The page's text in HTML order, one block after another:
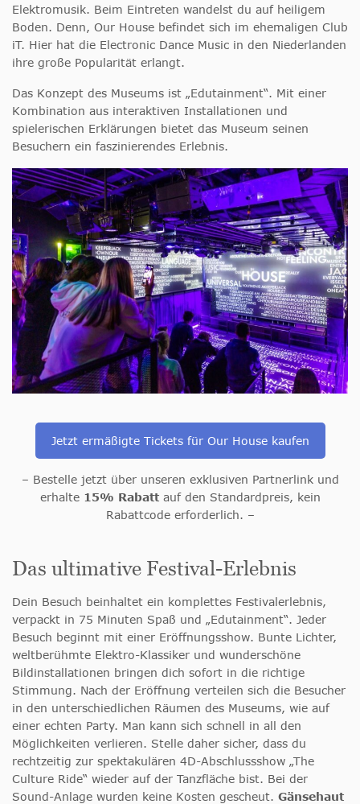
Elektromusik. Beim Eintreten wandelst du auf heiligem
Boden. Denn, Our House befindet sich im ehemaligen Club
iT. Hier hat die Electronic Dance Music in den Niederlanden
ihre große Popularität erlangt.
Das Konzept des Museums ist „Edutainment“. Mit einer
Kombination aus interaktiven Installationen und
spielerischen Erklärungen bietet das Museum seinen
Besuchern ein faszinierendes Erlebnis.
Jetzt ermäßigte Tickets für Our House kaufen
– Bestelle jetzt über unseren exklusiven Partnerlink und
erhalte 15% Rabatt auf den Standardpreis, kein
Rabattcode erforderlich. –
Das ultimative Festival-Erlebnis
Dein Besuch beinhaltet ein komplettes Festivalerlebnis,
verpackt in 75 Minuten Spaß und „Edutainment“. Jeder
Besuch beginnt mit einer Eröffnungsshow. Bunte Lichter,
weltberühmte Elektro-Klassiker und wunderschöne
Bildinstallationen bringen dich sofort in die richtige
Stimmung. Nach der Eröffnung verteilen sich die Besucher
in den unterschiedlichen Räumen des Museums, wie auf
einer echten Party. Man kann sich schnell in all den
Möglichkeiten verlieren. Stelle daher sicher, dass du
rechtzeitig zur spektakulären 4D-Abschlussshow „The
Culture Ride“ wieder auf der Tanzfläche bist. Bei der
Sound-Anlage wurden keine Kosten gescheut. Gänsehaut